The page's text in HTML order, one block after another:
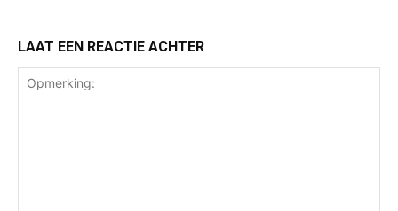
LAAT EEN REACTIE ACHTER